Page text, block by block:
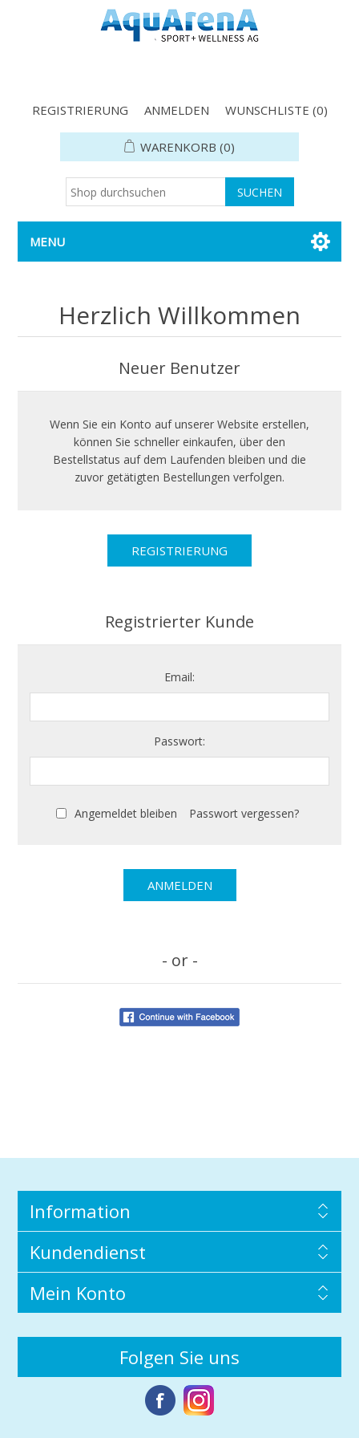
REGISTRIERUNG ANMELDEN WUNSCHLISTE (0)
WARENKORB (0)
MENU
Herzlich Willkommen
Neuer Benutzer
Wenn Sie ein Konto auf unserer Website erstellen,
können Sie schneller einkaufen, über den
Bestellstatus auf dem Laufenden bleiben und die
zuvor getätigten Bestellungen verfolgen.
Registrierter Kunde
Email:
Passwort:
Angemeldet bleiben Passwort vergessen?
- or -
Information
Kundendienst
Mein Konto
Folgen Sie uns